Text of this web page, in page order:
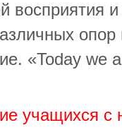
восприятия
«Today we
учащихся